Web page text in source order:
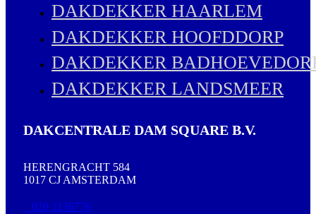
DAKDEKKER HAARLEM
DAKDEKKER HOOFDDORP
DAKDEKKER
DAKDEKKER LANDSMEER
DAKCENTRALE DAM SQUARE B.V.
HERENGRACHT 584
1017 CJ AMSTERDAM
020 2136776